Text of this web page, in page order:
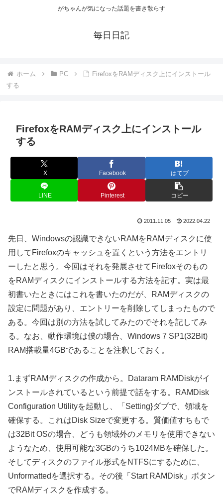
がちゃんが気になった話題を書き散らす
毎日日記
ホーム PC
FirefoxをRAMディスク上にインストール
する
FirefoxをRAMディスク上にインストール
する
X Facebook はてブ
LINE Pinterest コピー
2011.11.05 2022.04.22
先日、Windowsの認識できないRAMをRAMディスクに使
用してFirefoxのキャッシュを置くという方法をエントリ
ーしたと思う。今回はそれを発展させてFirefoxそのもの
をRAMディスクにインストールする方法を記す。実は最
初書いたときにはこれを書いたのだが、RAMディスクの
設定に問題があり、エントリーを削除してしまったもので
ある。今回は別の方法を試してみたのでそれを記してみ
る。なお、動作環境は僕の場合、Windows 7 SP1(32Bit)
RAM搭載量4GBであることを注釈しておく。
1.まずRAMディスクの作成から。Dataram RAMDiskがイ
ンストールされているという前提で話をする。RAMDisk
Configuration Utilityを起動し、「Setting}ダブで、領域を
確保する。これはDisk Sizeで変更する。質価値すちもで
は32Bit OSの場合、どうも領域外のメモリを使用できない
ようなため、使用可能な3GBのうち1024MBを確保した。
そしてディスクのファイル形式をNTFSにするために、
Unformattedを選択する。その後「Start RAMDisk」ボタン
でRAMディスクを作成する。